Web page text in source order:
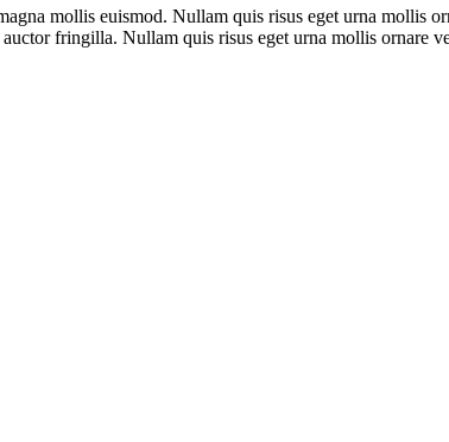
mollis euismod. Nullam quis risus eget urna
fringilla. Nullam quis risus eget urna mollis ornare